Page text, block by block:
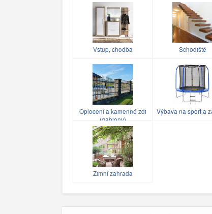
Vstup, chodba Schodiště
Oplocení a kamenné zdi
(gabiony)
Výbava na sport a
Zimní zahrada